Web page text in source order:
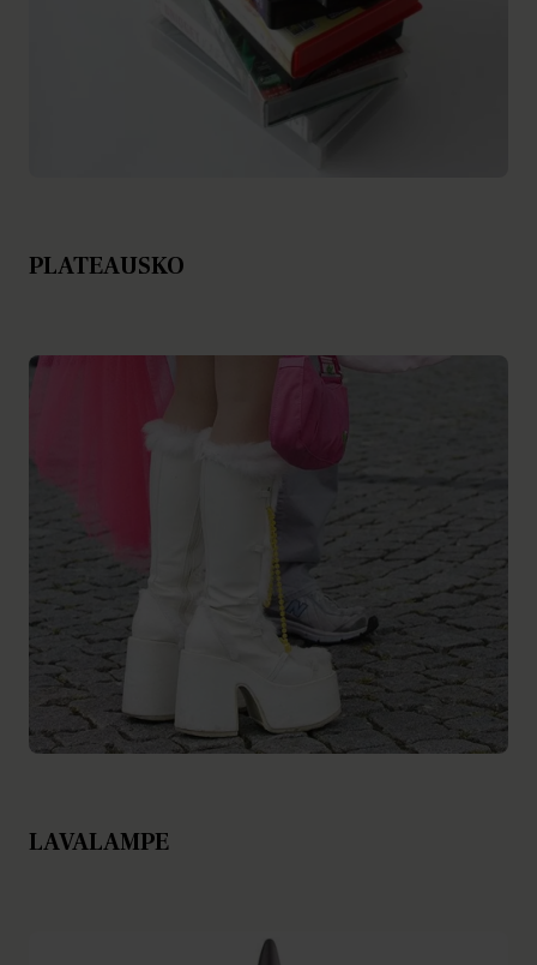
PLATEAUSKO
LAVALAMPE